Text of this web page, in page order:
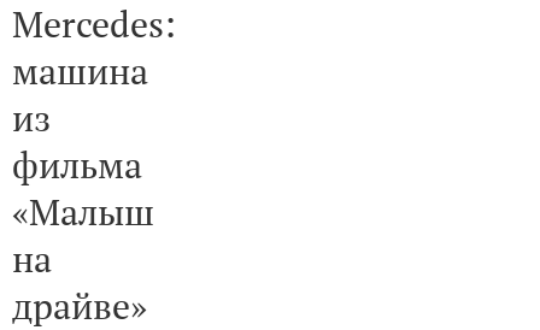
Mercedes:
машина
из
фильма
«Малыш
на
драйве»